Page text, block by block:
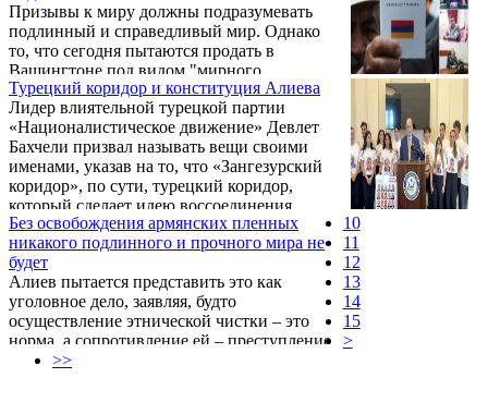
крупнейшую армяно-американскую ...
Азербайджана. Об этом на пресс-
конференции на Капитолийском холме
заявил конгрессмен США Джим Коста,
представляющий Калифорнию.
Призывы к миру должны подразумевать
подлинный и справедливый мир. Однако
то, что сегодня пытаются продать в
Вашингтоне под видом "мирного
соглашения" – это на самом деле
консервация преступлений Азербайджана,
легитимизация прошлой войны и карт-
бланш на начало следующей. Об этом на
пресс-конференции на Капитолийском
холме заявил исполнительный директор
Армянского национального комитета
Америки (ANCA) Арам Амбарян.
Турецкий коридор и конституция Алиева
Лидер влиятельной турецкой партии
«Националистическое движение» Девлет
Бахчели призвал называть вещи своими
именами, указав на то, что «Зангезурский
коридор», по сути, турецкий коридор,
который сделает идею воссоединения
турецкого мира более предметной.
Без освобождения армянских пленных
никакого подлинного и прочного мира не
будет
Алиев пытается представить это как
уголовное дело, заявляя, будто
осуществление этнической чистки – это
норма, а сопротивление ей – преступление.
Но давайте проясним: эти люди виновны
10
11
12
13
14
15
>
>>